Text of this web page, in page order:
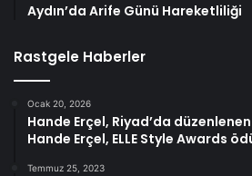
Aydın’da Arife Günü Hareketliliği
Rastgele Haberler
Ocak 20, 2026
Hande Erçel, Riyad’da
Hande Erçel, ELLE Style Awards
Temmuz 25, 2023